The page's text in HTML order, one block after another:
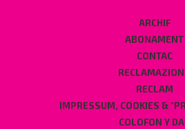
ARCHIF
ABONAMENT
CONTAC
RECLAM
IMPRESSUM, COOKIES &
COLOFON Y